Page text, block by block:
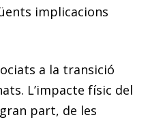
implicacions
a la transició
. L’impacte físic del
part, de les